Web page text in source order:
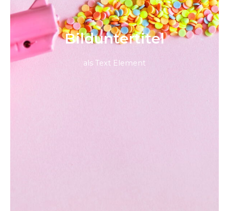
Bild­unter­titel
als Text Element